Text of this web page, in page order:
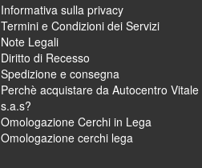
Informativa sulla privacy
Termini e Condizioni dei Servizi
Note Legali
Diritto di Recesso
Spedizione e consegna
Perchè acquistare da Autocentro Vitale
s.a.s?
Omologazione Cerchi in Lega
Omologazione cerchi lega